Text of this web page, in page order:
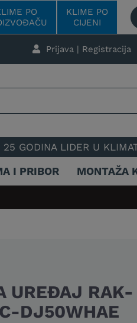
PO
KLIME PO
CIJENI
Prijava | Registracija
U KLIMATIZACIJI
I PRIBOR MONTAŽA
UREĐAJ RAK-
DJ50WHAE